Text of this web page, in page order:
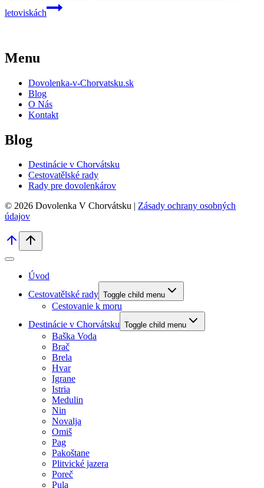
letoviskách
Menu
Dovolenka-v-Chorvatsku.sk
Blog
O Nás
Kontakt
Blog
Destinácie v Chorvátsku
Cestovatělské rady
Rady pre dovolenkárov
© 2026 Dovolenka V Chorvátsku | Zásady ochrany osobných
údajov
Úvod
Cestovatělské rady Toggle child menu
Cestovanie k moru
Destinácie v Chorvátsku Toggle child menu
Baška Voda
Brač
Brela
Hvar
Igrane
Istria
Medulin
Nin
Novalja
Omiš
Pag
Pakoštane
Plitvické jazera
Poreč
Pula